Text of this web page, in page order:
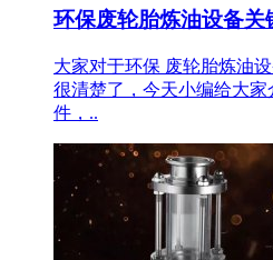
环保废轮胎炼油设备关
大家对于环保 废轮胎炼油
很清楚了，今天小编给大
件，..